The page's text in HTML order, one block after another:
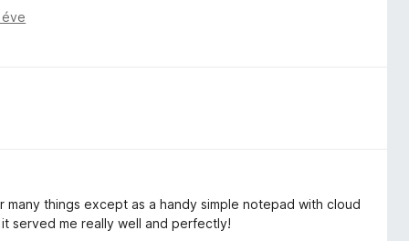
éve
things except as a handy simple notepad with cloud
served me really well and perfectly!